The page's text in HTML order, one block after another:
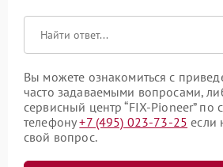
Вы можете ознакомиться с
часто задаваемыми вопросами,
сервисный центр “FIX-Pioneer” по
телефону+7 (495) 023-73-25 если
свой вопрос.